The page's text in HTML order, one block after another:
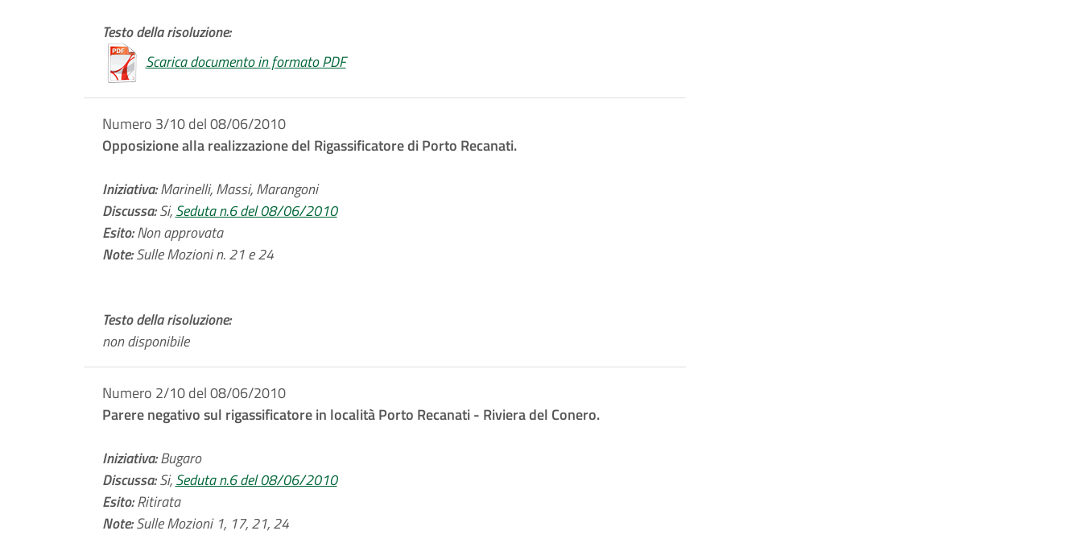
Testo della risoluzione:
Scarica documento in formato PDF
Numero 3/10 del 08/06/2010
Opposizione alla realizzazione del Rigassificatore di Porto Recanati.
Iniziativa:Marinelli, Massi, Marangoni
Discussa:Si,Seduta n.6 del 08/06/2010
Esito:Non approvata
Note:Sulle Mozioni n. 21 e 24
Testo della risoluzione:
non disponibile
Numero 2/10 del 08/06/2010
Parere negativo sul rigassificatore in località Porto Recanati - Riviera del Conero.
Iniziativa:Bugaro
Discussa:Si,Seduta n.6 del 08/06/2010
Esito:Ritirata
Note:Sulle Mozioni 1, 17, 21, 24